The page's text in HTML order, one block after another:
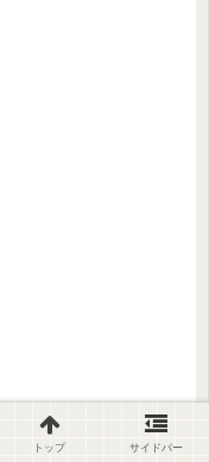
トップ サイドバー